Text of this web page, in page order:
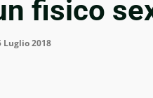
fisico
Luglio 2018